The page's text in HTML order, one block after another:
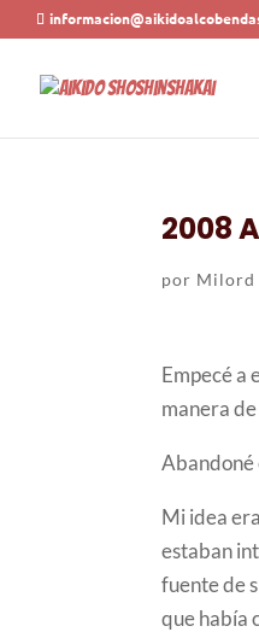
2008
por Milord
Empecé a
manera
Abandoné
Mi idea
estaban
fuente de
que había